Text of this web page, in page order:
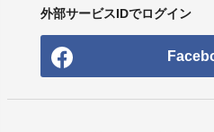
外部サービスIDでログイン